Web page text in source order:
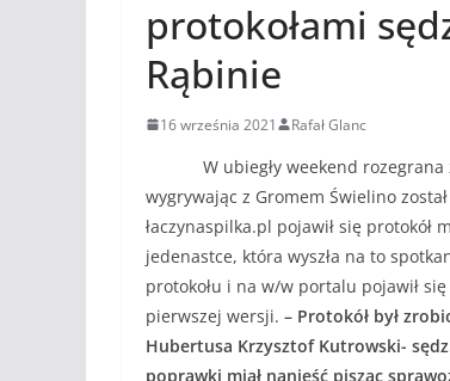
protokołami
Rąbinie
16 września 2021 Rafał Glanc
W ubiegły weekend rozegrana
wygrywając z Gromem Świelino
łaczynaspilka.pl pojawił się protokół
jedenastce, która wyszła na to
protokołu i na w/w portalu pojawił
pierwszej wersji. – Protokół był
Hubertusa Krzysztof Kutrowski-
poprawki miał nanieść pisząc